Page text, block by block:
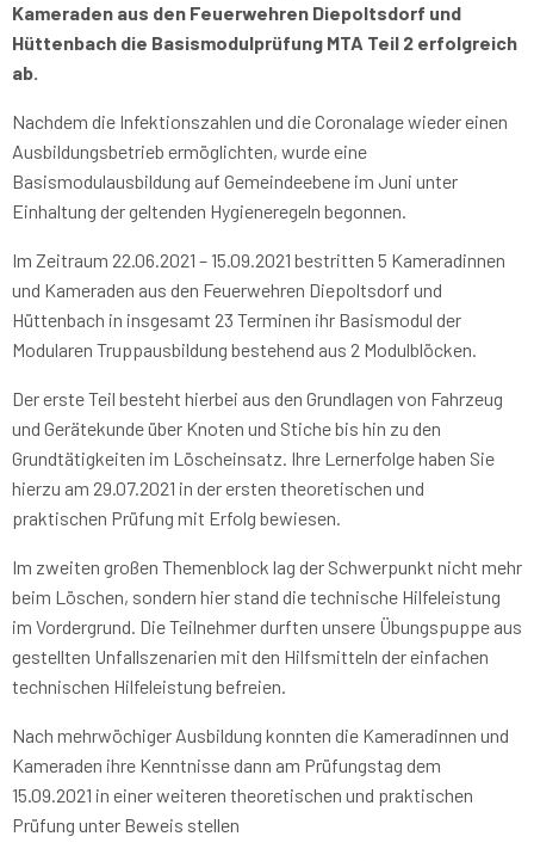
Kameraden aus den Feuerwehren Diepoltsdorf und
Hüttenbach die Basismodulprüfung MTA Teil 2 erfolgreich
ab.
Nachdem die Infektionszahlen und die Coronalage wieder einen
Ausbildungsbetrieb ermöglichten, wurde eine
Basismodulausbildung auf Gemeindeebene im Juni unter
Einhaltung der geltenden Hygieneregeln begonnen.
Im Zeitraum 22.06.2021 – 15.09.2021 bestritten 5 Kameradinnen
und Kameraden aus den Feuerwehren Diepoltsdorf und
Hüttenbach in insgesamt 23 Terminen ihr Basismodul der
Modularen Truppausbildung bestehend aus 2 Modulblöcken.
Der erste Teil besteht hierbei aus den Grundlagen von Fahrzeug
und Gerätekunde über Knoten und Stiche bis hin zu den
Grundtätigkeiten im Löscheinsatz. Ihre Lernerfolge haben Sie
hierzu am 29.07.2021 in der ersten theoretischen und
praktischen Prüfung mit Erfolg bewiesen.
Im zweiten großen Themenblock lag der Schwerpunkt nicht mehr
beim Löschen, sondern hier stand die technische Hilfeleistung
im Vordergrund. Die Teilnehmer durften unsere Übungspuppe aus
gestellten Unfallszenarien mit den Hilfsmitteln der einfachen
technischen Hilfeleistung befreien.
Nach mehrwöchiger Ausbildung konnten die Kameradinnen und
Kameraden ihre Kenntnisse dann am Prüfungstag dem
15.09.2021 in einer weiteren theoretischen und praktischen
Prüfung unter Beweis stellen